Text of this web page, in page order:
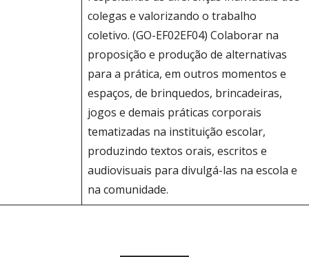
colegas e valorizando o trabalho
coletivo. (GO-EF02EF04) Colaborar na
proposição e produção de alternativas
para a prática, em outros momentos e
espaços, de brinquedos, brincadeiras,
jogos e demais práticas corporais
tematizadas na instituição escolar,
produzindo textos orais, escritos e
audiovisuais para divulgá-las na escola e
na comunidade.